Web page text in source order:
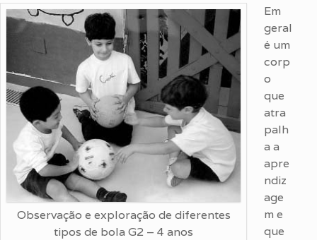
Observação e exploração de diferentes
tipos de bola G2 – 4 anos
Em
geral
é um
corp
o
que
atra
palh
a a
apre
ndiz
age
m e
que